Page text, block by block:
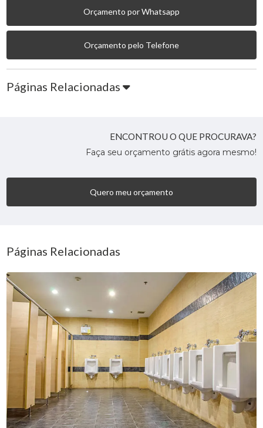
Orçamento por Whatsapp
Orçamento pelo Telefone
Páginas Relacionadas
ENCONTROU O QUE PROCURAVA?
Faça seu orçamento grátis agora mesmo!
Quero meu orçamento
Páginas Relacionadas